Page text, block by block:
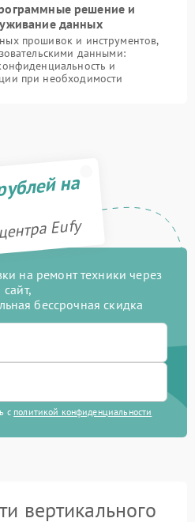
решение и
данных
прошивок и инструментов,
данными:
и
при необходимости
на
Eufy
на ремонт техники через
сайт,
бессрочная скидка
с политикой конфиденциальности
вертикального